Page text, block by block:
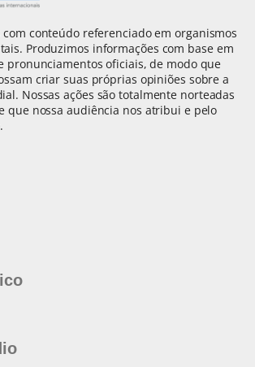
conteúdo referenciado em organismos
Produzimos informações com base em
pronunciamentos oficiais, de modo que
criar suas próprias opiniões sobre a
Nossas ações são totalmente norteadas
que nossa audiência nos atribui e pelo